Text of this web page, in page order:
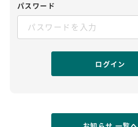
パスワード